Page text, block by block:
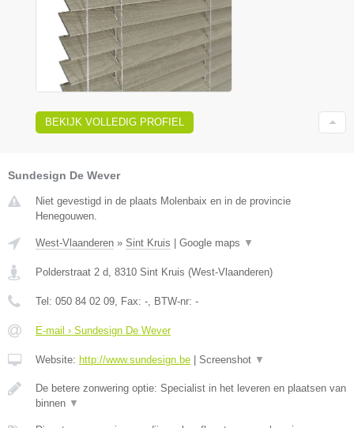
BEKIJK VOLLEDIG PROFIEL
Sundesign De Wever
Niet gevestigd in de plaats Molenbaix en in de provincie
Henegouwen.
West-Vlaanderen » Sint Kruis | Google maps ▼
Polderstraat 2 d 8310 Sint Kruis (West-Vlaanderen)
Tel: 050 84 02 09 , Fax: - , BTW-nr: -
E-mail › Sundesign De Wever
Website: http://www.sundesign.be | Screenshot ▼
De betere zonwering optie: Specialist in het leveren en plaatsen van
binnen ▼